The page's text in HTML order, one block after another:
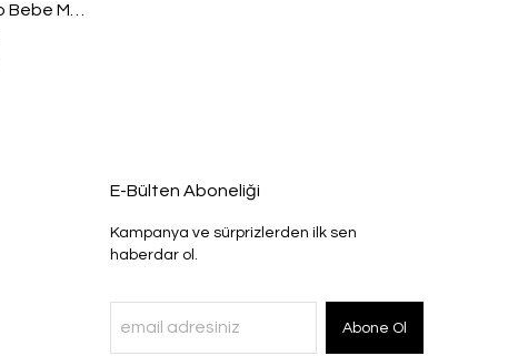
Tek Bağlamalı Keten Kimono Bebe Mavi
E-Bülten Aboneliği
Kampanya ve sürprizlerden ilk sen
haberdar ol.
Abone Ol